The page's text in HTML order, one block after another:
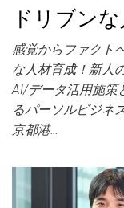
ドリブン
感覚からファクト
な人材育成！新人
AI/データ活用施策
るパーソルビジネ
京都港…